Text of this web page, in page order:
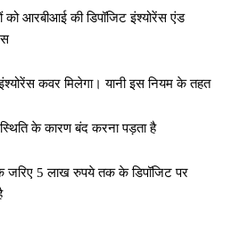
आरबीआई की डिपॉजिट इंश्योरेंस एंड
कवर मिलेगा। यानी इस नियम के तहत
के कारण बंद करना पड़ता है
5 लाख रुपये तक के डिपॉजिट पर